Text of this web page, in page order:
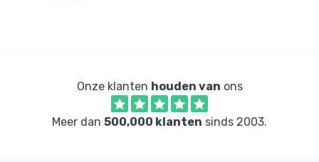
Onze klanten houden van ons
Meer dan 500,000 klanten sinds 2003.